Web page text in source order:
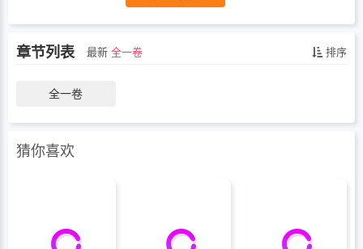
章节列表 最新 全一卷 排序
全一卷
猜你喜欢